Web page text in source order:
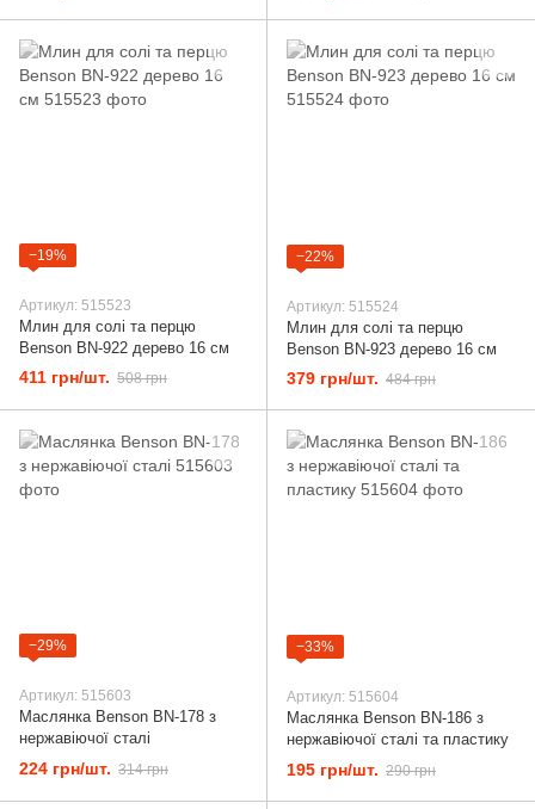
−19%
Артикул: 515523
Млин для солі та перцю
Benson BN-922 дерево 16 см
411 грн/шт. 508 грн
−22%
Артикул: 515524
Млин для солі та перцю
Benson BN-923 дерево 16 см
379 грн/шт. 484 грн
−29%
Артикул: 515603
Маслянка Benson BN-178 з
нержавіючої сталі
224 грн/шт. 314 грн
−33%
Артикул: 515604
Маслянка Benson BN-186 з
нержавіючої сталі та пластику
195 грн/шт. 290 грн